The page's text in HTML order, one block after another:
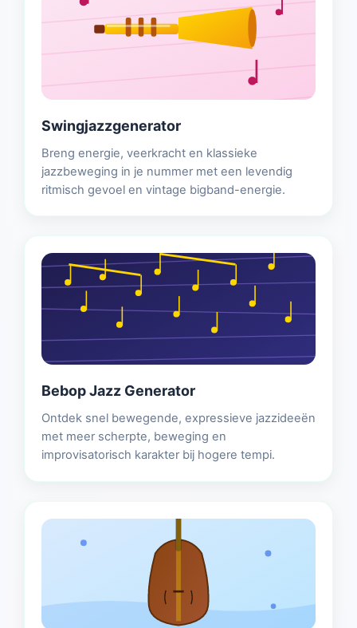
Swingjazzgenerator
Breng energie, veerkracht en klassieke
jazzbeweging in je nummer met een levendig
ritmisch gevoel en vintage bigband-energie.
Bebop Jazz Generator
Ontdek snel bewegende, expressieve jazzideeën
met meer scherpte, beweging en
improvisatorisch karakter bij hogere tempi.